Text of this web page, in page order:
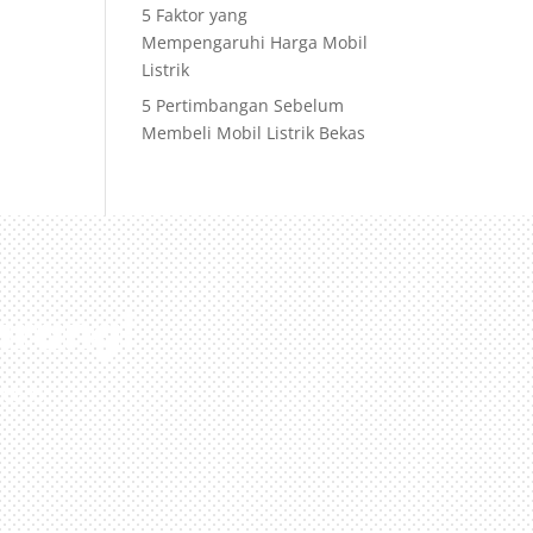
5 Faktor yang
Mempengaruhi Harga Mobil
Listrik
5 Pertimbangan Sebelum
Membeli Mobil Listrik Bekas